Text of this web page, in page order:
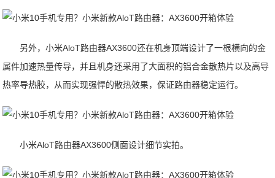
另外，小米AloT路由器AX3600还在机身顶端设计了一根横向的金
属件加速热量传导，并且机身还采用了大面积的铝合金散热片以及高导
热率导热胶，从而实现强悍的散热效果，保证路由器稳定运行。
小米AloT路由器AX3600侧面设计细节实拍。